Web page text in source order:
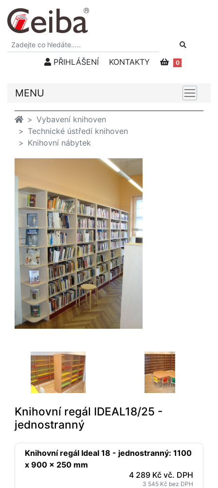
PŘIHLÁŠENÍ KONTAKTY 0
MENU
Vybavení knihoven
Technické ústředí knihoven
Knihovní nábytek
Knihovní regál IDEAL18/25 -
jednostranný
Knihovní regál Ideal 18 - jednostranný: 1100
x 900 x 250 mm
4 289 Kč vč. DPH
3 545 Kč bez DPH